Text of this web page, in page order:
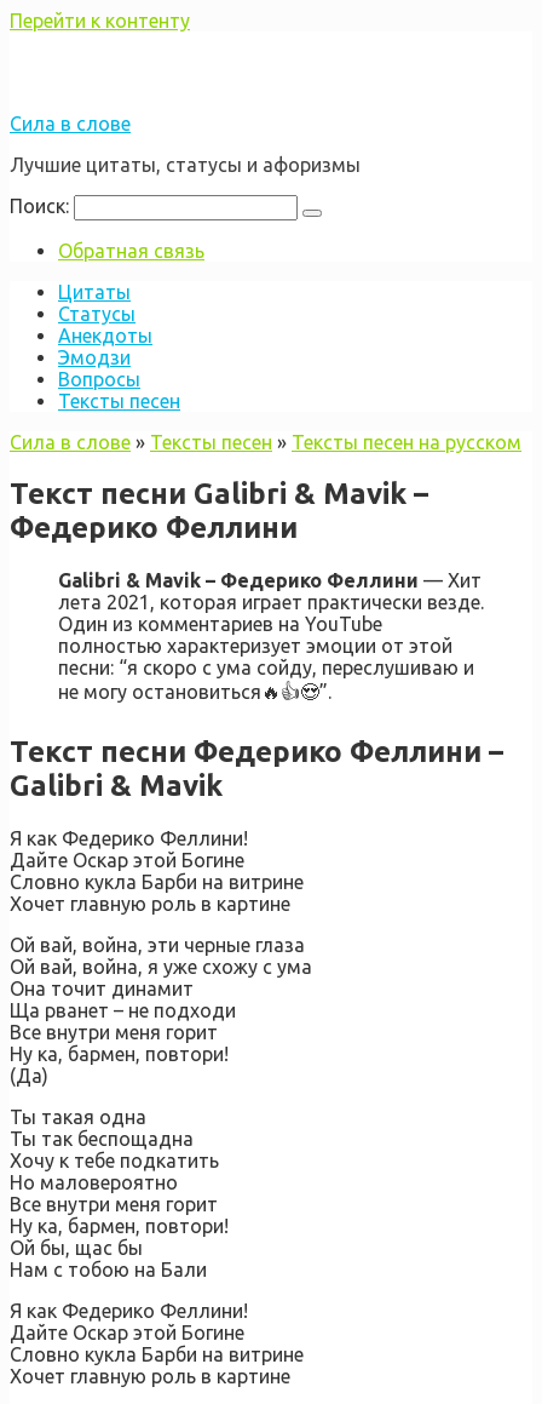
Перейти к контенту
Сила в слове
Лучшие цитаты, статусы и афоризмы
Поиск:
Обратная связь
Цитаты
Статусы
Анекдоты
Эмодзи
Вопросы
Тексты песен
Сила в слове » Тексты песен » Тексты песен на русском
Текст песни Galibri & Mavik –
Федерико Феллини
Galibri & Mavik – Федерико Феллини — Хит
лета 2021, которая играет практически везде.
Один из комментариев на YouTube
полностью характеризует эмоции от этой
песни: “я скоро с ума сойду, переслушиваю и
не могу остановиться🔥👍😍”.
Текст песни Федерико Феллини –
Galibri & Mavik
Я как Федерико Феллини!
Дайте Оскар этой Богине
Словно кукла Барби на витрине
Хочет главную роль в картине
Ой вай, война, эти черные глаза
Ой вай, война, я уже схожу с ума
Она точит динамит
Ща рванет – не подходи
Все внутри меня горит
Ну ка, бармен, повтори!
(Да)
Ты такая одна
Ты так беспощадна
Хочу к тебе подкатить
Но маловероятно
Все внутри меня горит
Ну ка, бармен, повтори!
Ой бы, щас бы
Нам с тобою на Бали
Я как Федерико Феллини!
Дайте Оскар этой Богине
Словно кукла Барби на витрине
Хочет главную роль в картине